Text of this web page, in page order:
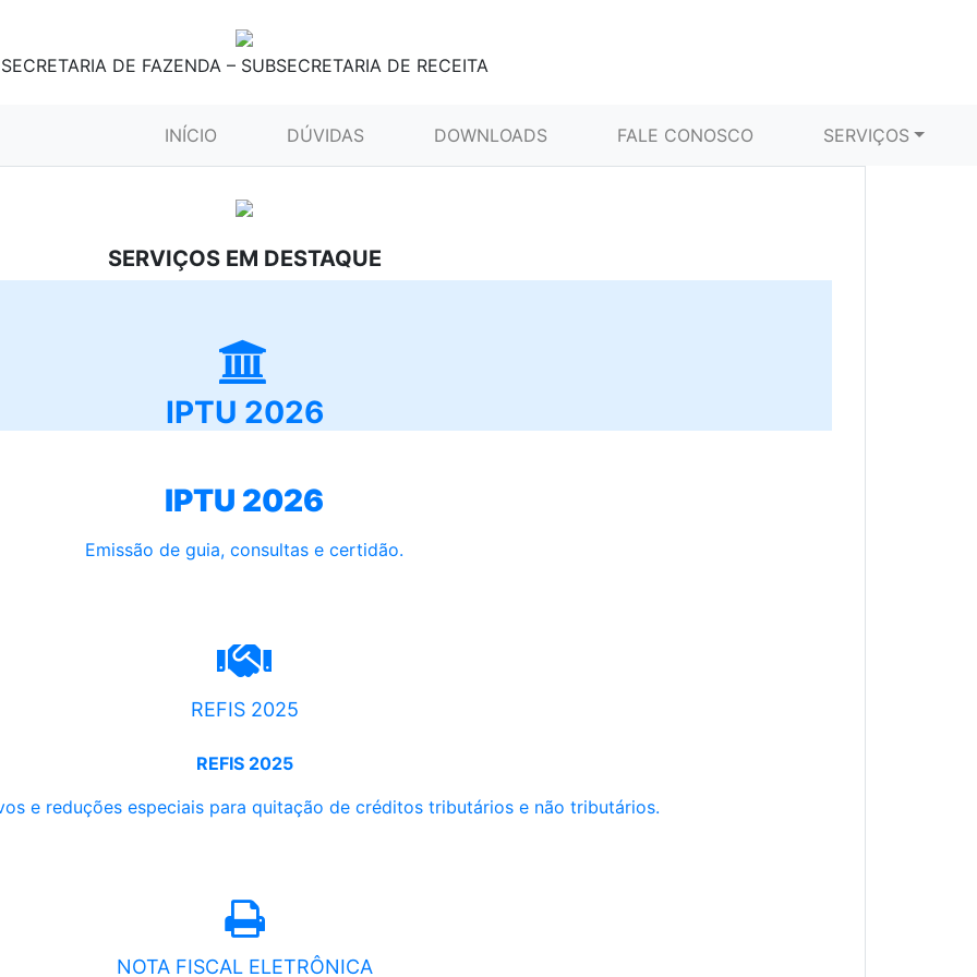
SECRETARIA DE FAZENDA – SUBSECRETARIA DE RECEITA
INÍCIO (CURRENT)DÚVIDAS DOWNLOADS FALE CONOSCO SERVIÇOS
SERVIÇOS EM DESTAQUE
IPTU 2026
IPTU 2026
Emissão de guia, consultas e certidão.
REFIS 2025
REFIS 2025
e reduções especiais para quitação de créditos tributários e não tributários.
NOTA FISCAL ELETRÔNICA